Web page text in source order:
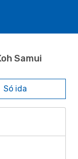
Samui
Só ida